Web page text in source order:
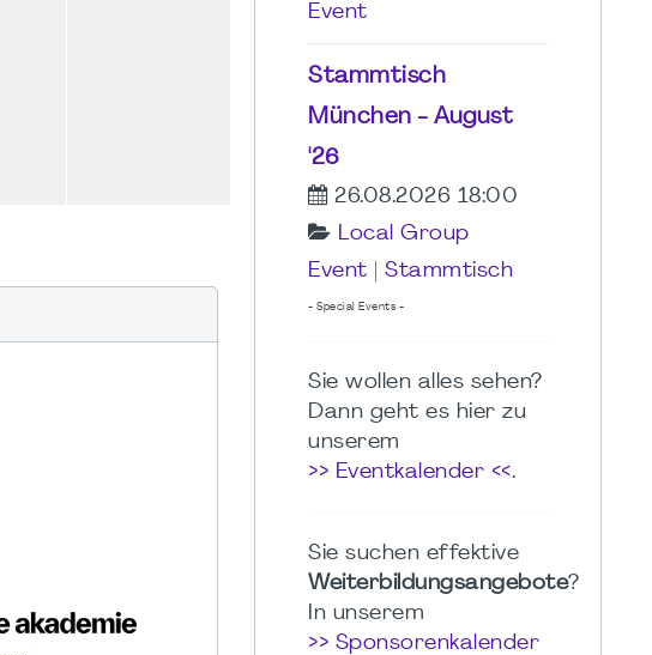
Event
Stammtisch
München - August
'26
26.08.2026 18:00
Local Group
Event
Stammtisch
- Special Events -
Sie wollen alles sehen?
Dann geht es hier zu
unserem
>> Eventkalender <<.
Sie suchen effektive
Weiterbildungsangebote?
In unserem
>> Sponsorenkalender